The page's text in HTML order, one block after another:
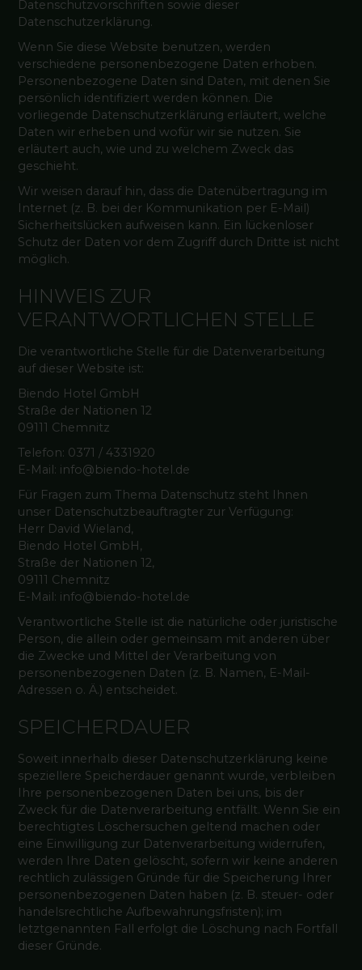
Datenschutzvorschriften sowie dieser
Datenschutzerklärung.
Wenn Sie diese Website benutzen, werden
verschiedene personenbezogene Daten erhoben.
Personenbezogene Daten sind Daten, mit denen Sie
persönlich identifiziert werden können. Die
vorliegende Datenschutzerklärung erläutert, welche
Daten wir erheben und wofür wir sie nutzen. Sie
erläutert auch, wie und zu welchem Zweck das
geschieht.
Wir weisen darauf hin, dass die Datenübertragung im
Internet (z. B. bei der Kommunikation per E-Mail)
Sicherheitslücken aufweisen kann. Ein lückenloser
Schutz der Daten vor dem Zugriff durch Dritte ist nicht
möglich.
HINWEIS ZUR
VERANTWORTLICHEN STELLE
Die verantwortliche Stelle für die Datenverarbeitung
auf dieser Website ist:
Biendo Hotel GmbH
Straße der Nationen 12
09111 Chemnitz
Telefon: 0371 / 4331920
E-Mail: info@biendo-hotel.de
Für Fragen zum Thema Datenschutz steht Ihnen
unser Datenschutzbeauftragter zur Verfügung:
Herr David Wieland,
Biendo Hotel GmbH,
Straße der Nationen 12,
09111 Chemnitz
E-Mail: info@biendo-hotel.de
Verantwortliche Stelle ist die natürliche oder juristische
Person, die allein oder gemeinsam mit anderen über
die Zwecke und Mittel der Verarbeitung von
personenbezogenen Daten (z. B. Namen, E-Mail-
Adressen o. Ä.) entscheidet.
SPEICHERDAUER
Soweit innerhalb dieser Datenschutzerklärung keine
speziellere Speicherdauer genannt wurde, verbleiben
Ihre personenbezogenen Daten bei uns, bis der
Zweck für die Datenverarbeitung entfällt. Wenn Sie ein
berechtigtes Löschersuchen geltend machen oder
eine Einwilligung zur Datenverarbeitung widerrufen,
werden Ihre Daten gelöscht, sofern wir keine anderen
rechtlich zulässigen Gründe für die Speicherung Ihrer
personenbezogenen Daten haben (z. B. steuer- oder
handelsrechtliche Aufbewahrungsfristen); im
letztgenannten Fall erfolgt die Löschung nach Fortfall
dieser Gründe.